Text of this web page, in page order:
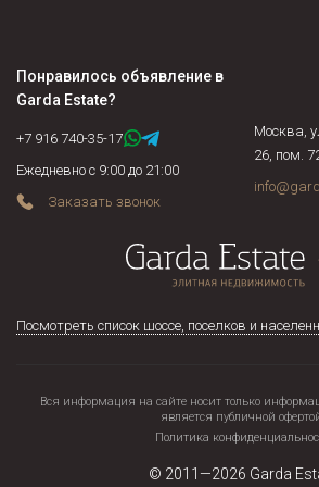
При помощи архивной выписки,
собственников недееспособные,
военнослужащие, осужденные
права, не находится ли жилая площадь
залоге у банка. Если объект
доверенности, нужно подтвердить
доверенности на момент сделки и т.д.
Понравилось объявление в
Garda Estate?
+7 916 740-35-17
Ежедневно с 9:00 до 21:00
Заказать звонок
Москва,
26, пом.
Посмотреть список шоссе, поселков и
Вся информация на сайте носит только
является публичной
Политика
© 2011—2026 Garda